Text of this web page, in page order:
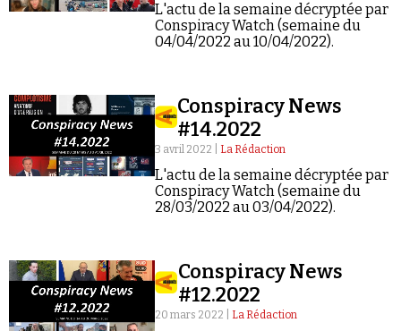
L'actu de la semaine décryptée par
Conspiracy Watch (semaine du
04/04/2022 au 10/04/2022).
Conspiracy News
#14.2022
3 avril 2022 | La Rédaction
L'actu de la semaine décryptée par
Conspiracy Watch (semaine du
28/03/2022 au 03/04/2022).
Conspiracy News
#12.2022
20 mars 2022 | La Rédaction